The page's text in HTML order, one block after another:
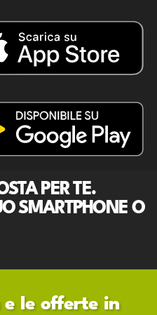
PER TE.
SMARTPHONE O
e le offerte in